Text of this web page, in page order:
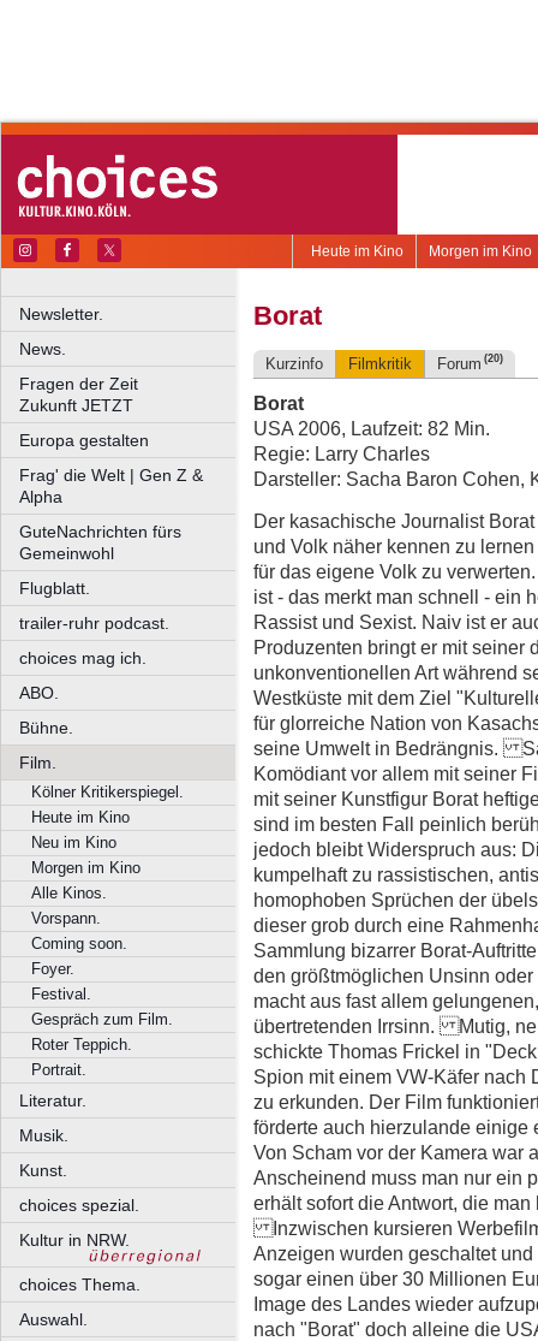
Morgen im Kino
Heute im Kino
Newsletter.
News.
Fragen der Zeit
Zukunft JETZT
Europa gestalten
Frag' die Welt | Gen Z &
Alpha
GuteNachrichten fürs
Gemeinwohl
Flugblatt.
trailer-ruhr podcast.
choices mag ich.
ABO.
Bühne.
Film.
Kölner Kritikerspiegel.
Heute im Kino
Neu im Kino
Morgen im Kino
Alle Kinos.
Vorspann.
Coming soon.
Foyer.
Festival.
Gespräch zum Film.
Roter Teppich.
Portrait.
Literatur.
Musik.
Kunst.
choices spezial.
Kultur in NRW.
choices Thema.
Auswahl.
Borat
Kurzinfo Filmkritik Forum (20)
Borat
USA 2006, Laufzeit: 82 Min.
Regie: Larry Charles
Darsteller: Sacha Baron Cohen,
Der kasachische Journalist
und Volk näher kennen zu
für das eigene Volk zu
ist - das merkt man schnell - ein
Rassist und Sexist. Naiv ist er
Produzenten bringt er mit seiner
unkonventionellen Art während
Westküste mit dem Ziel
für glorreiche Nation von
seine Umwelt in Bedrängnis.
Komödiant vor allem mit seiner
mit seiner Kunstfigur Borat
sind im besten Fall peinlich
jedoch bleibt Widerspruch aus:
kumpelhaft zu rassistischen,
homophoben Sprüchen der
dieser grob durch eine
Sammlung bizarrer Borat-
den größtmöglichen Unsinn
macht aus fast allem
übertretenden Irrsinn. Mutig,
schickte Thomas Frickel in
Spion mit einem VW-Käfer nach
zu erkunden. Der Film
förderte auch hierzulande einige
Von Scham vor der Kamera war
Anscheinend muss man nur ein
erhält sofort die Antwort, die
Inzwischen kursieren
Anzeigen wurden geschaltet
sogar einen über 30 Millionen
Image des Landes wieder
nach "Borat" doch alleine die